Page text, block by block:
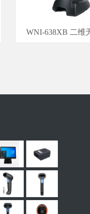
WNI-638XB 二维